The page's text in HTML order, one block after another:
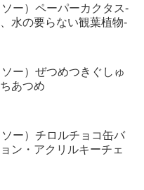
ー）ペーパーカクタス-
水の要らない観葉植物-
ー）ぜつめつきぐしゅ
あつめ
ー）チロルチョコ缶バ
ン・アクリルキーチェ